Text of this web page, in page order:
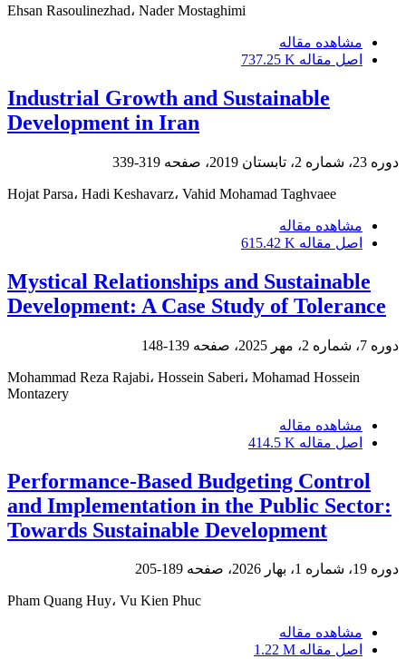
Ehsan Rasoulinezhad، Nader Mostaghimi
مشاهده مقاله
اصل مقاله 737.25 K
Industrial Growth and Sustainable
Development in Iran
دوره 23، شماره 2، تابستان 2019، صفحه 319-339
Hojat Parsa، Hadi Keshavarz، Vahid Mohamad Taghvaee
مشاهده مقاله
اصل مقاله 615.42 K
Mystical Relationships and Sustainable
Development: A Case Study of Tolerance
دوره 7، شماره 2، مهر 2025، صفحه 139-148
Mohammad Reza Rajabi، Hossein Saberi، Mohamad Hossein
Montazery
مشاهده مقاله
اصل مقاله 414.5 K
Performance-Based Budgeting Control
and Implementation in the Public Sector:
Towards Sustainable Development
دوره 19، شماره 1، بهار 2026، صفحه 189-205
Pham Quang Huy، Vu Kien Phuc
مشاهده مقاله
اصل مقاله 1.22 M